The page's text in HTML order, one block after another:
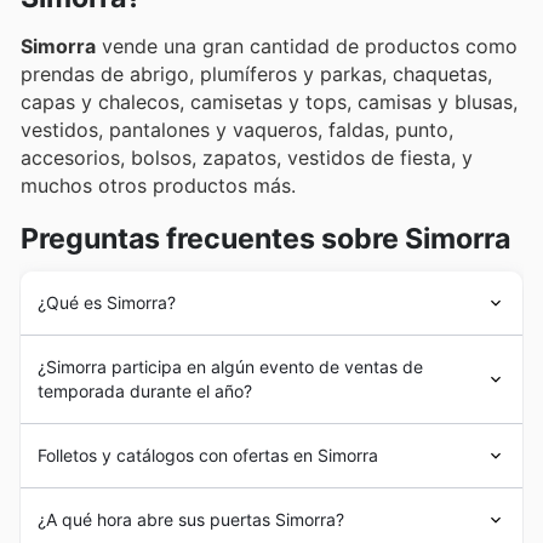
Simorra vende una gran cantidad de productos como
prendas de abrigo, plumíferos y parkas, chaquetas,
capas y chalecos, camisetas y tops, camisas y blusas,
vestidos, pantalones y vaqueros, faldas, punto,
accesorios, bolsos, zapatos, vestidos de fiesta, y
muchos otros productos más.
Preguntas frecuentes sobre Simorra
¿Qué es Simorra?
la mano de Javier Simorra. Desde sus comienzos,
Simorraha tenido como misión ofrecer a sus clientes
indumentaria y accesorios para mujeres a tono con las
últimas tendencias de la moda. Simorraha marcado
estilo a lo largo de las décadas, convirtiéndose en una
Con el lanzamiento de su tienda en línea a mediados del
¿Simorra participa en algún evento de ventas de
temporada durante el año?
eventos de rebajas de temporada en España
en campañas de descuentos especiales. Para estar al
tanto de todas estas oportunidades, como las
de Primavera
Black Friday
Folletos y catálogos con ofertas en Simorra
fabricación y venta de indumentaria y accesorios de
¿A qué hora abre sus puertas Simorra?